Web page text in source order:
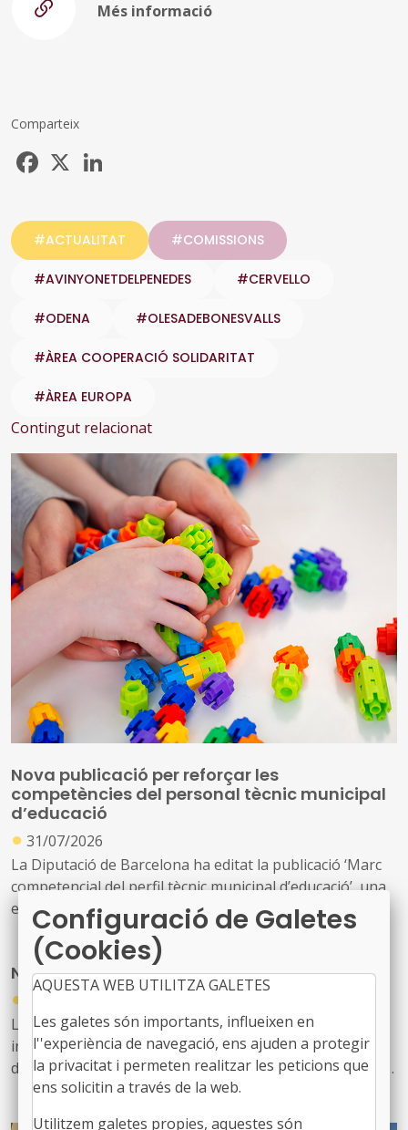
Més informació
Comparteix
Facebook
#ACTUALITAT #COMISSIONS
#AVINYONETDELPENEDES #CERVELLO
#ODENA #OLESADEBONESVALLS
#ÀREA COOPERACIÓ SOLIDARITAT
#ÀREA EUROPA
Contingut relacionat
Nova publicació per reforçar les
competències del personal tècnic municipal
d’educació
● 31/07/2026
La Diputació de Barcelona ha editat la publicació ‘Marc
competencial del perfil tècnic municipal d’educació’, una
eina que defineix, ordena i enforteix el nou rol del
personal tècnic d’educació i el seu lideratge en el
desenvolupament i la gestió de les polítiques educatives
locals
Nou butlletí digital de l’FMC, el 934
●
31/07/2026
Les notícies sobre l'activitat de l'FMC, les recents
informacions d'interès per als governs locals, les
disposicions jurídiques noves i diversos actes d'agenda
us arriben amb aquest exemplar, el 934. També inclou
Configuració de Galetes
(Cookies)
AQUESTA WEB UTILITZA GALETES
Les galetes són importants, influeixen en
l''experiència de navegació, ens ajuden a protegir
la privacitat i permeten realitzar les peticions que
ens solicitin a través de la web.
Utilitzem galetes propies, aquestes són